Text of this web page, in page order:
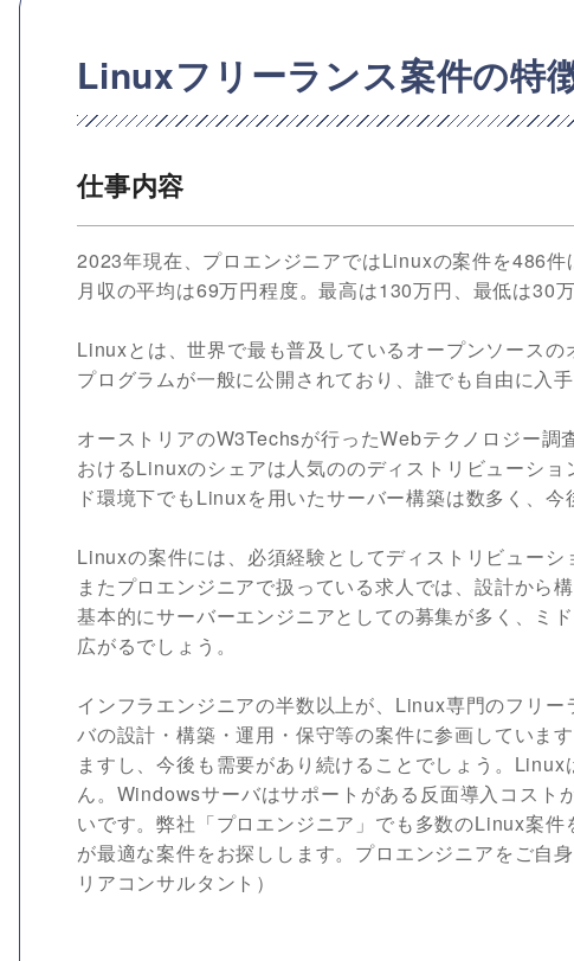
Linuxフリーランス案件の特
仕事内容
2023年現在、プロエンジニアではLinuxの案件を486件
月収の平均は69万円程度。最高は130万円、最低は30
Linuxとは、世界で最も普及しているオープンソースの
プログラムが一般に公開されており、誰でも自由に入
オーストリアのW3Techsが行ったWebテクノロジー
おけるLinuxのシェアは人気ののディストリビューシ
ド環境下でもLinuxを用いたサーバー構築は数多く、今
Linuxの案件には、必須経験としてディストリビューシ
またプロエンジニアで扱っている求人では、設計から
基本的にサーバーエンジニアとしての募集が多く、ミ
広がるでしょう。
インフラエンジニアの半数以上が、Linux専門のフリ
バの設計・構築・運用・保守等の案件に参画していま
ますし、今後も需要があり続けることでしょう。
ん。Windowsサーバはサポートがある反面導入コスト
いです。弊社「プロエンジニア」でも多数のLinux案
が最適な案件をお探しします。プロエンジニアをご自
リアコンサルタント）